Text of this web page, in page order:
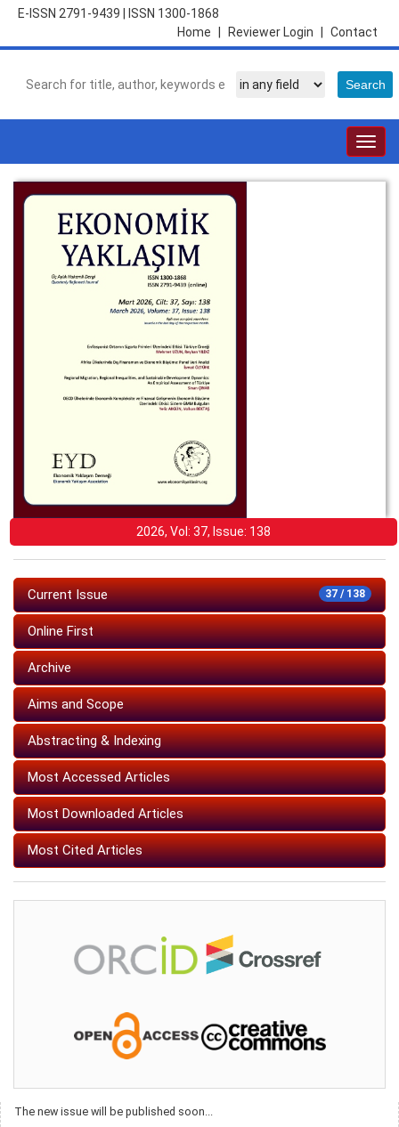
E-ISSN 2791-9439
ISSN 1300-1868
Contact
Reviewer Login
Home
2026, Vol: 37, Issue: 138
37 / 138
Current Issue
Online First
Archive
Aims and Scope
Abstracting & Indexing
Most Accessed Articles
Most Downloaded Articles
Most Cited Articles
The new issue will be published soon...